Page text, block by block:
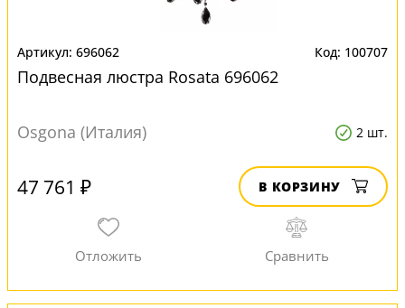
696062 100707
Подвесная люстра Rosata 696062
Osgona (Италия) 2 шт.
47 761 ₽ В КОРЗИНУ